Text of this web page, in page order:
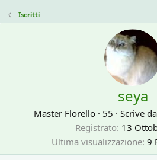
Iscritti
seya
Master Florello · 55 · Scrive da
Registrato 13
Ultima visualizzazione 9